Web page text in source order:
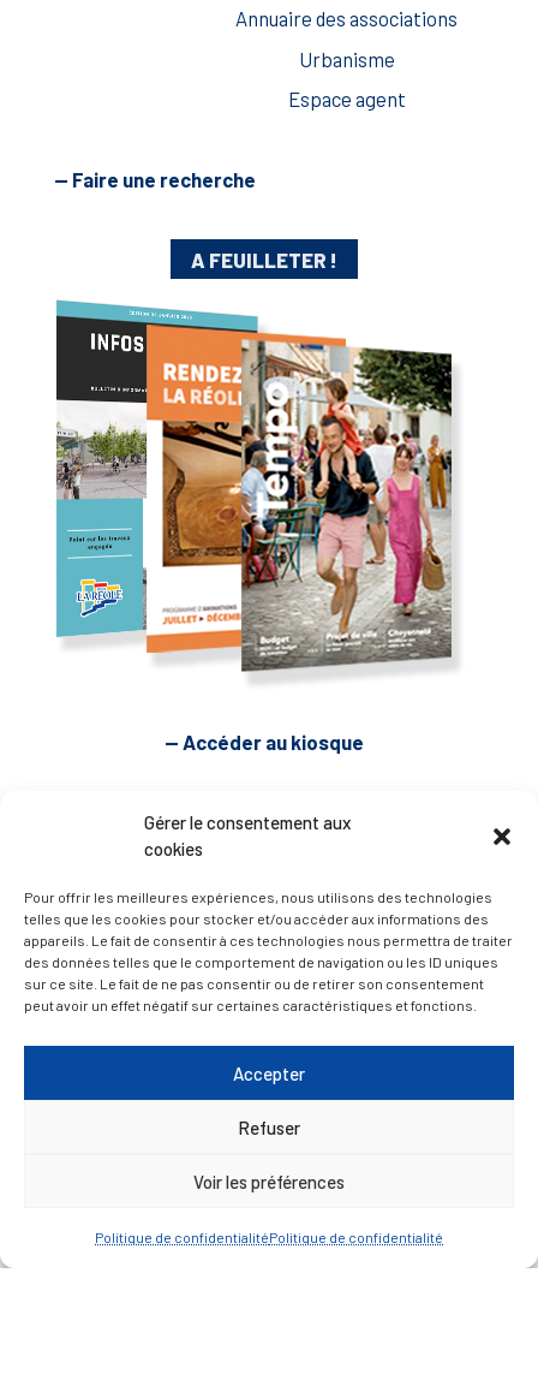
Gérer le consentement aux
cookies
Pour offrir les meilleures expériences, nous utilisons des technologies
telles que les cookies pour stocker et/ou accéder aux informations des
appareils. Le fait de consentir à ces technologies nous permettra de traiter
des données telles que le comportement de navigation ou les ID uniques
sur ce site. Le fait de ne pas consentir ou de retirer son consentement
peut avoir un effet négatif sur certaines caractéristiques et fonctions.
Accepter
Refuser
Voir les préférences
Politique de confidentialitéPolitique de confidentialité
Annuaire des associations
Urbanisme
Espace agent
— Faire une recherche
A FEUILLETER !
— Accéder au kiosque
D’ART ET D’HISTOIRE
— Découvrir et visiter